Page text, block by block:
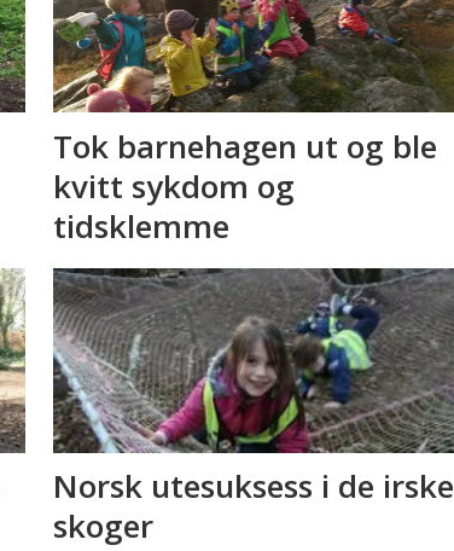
Tok barnehagen ut og ble
kvitt sykdom og
tidsklemme
Norsk utesuksess i de irske
skoger